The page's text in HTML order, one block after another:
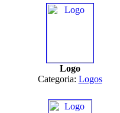
Logo
Categoria: Logos